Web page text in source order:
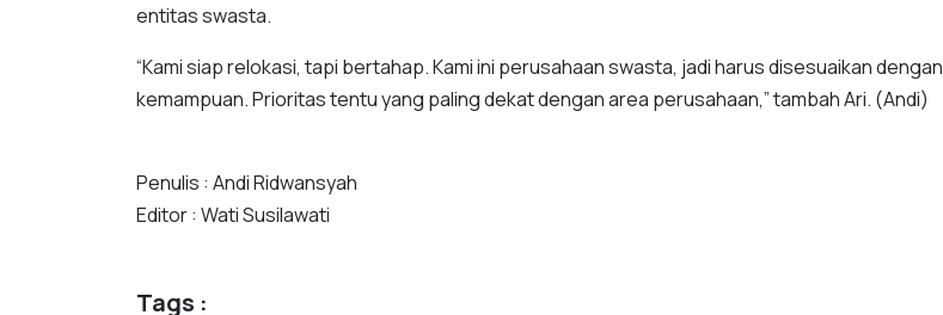
entitas swasta.
“Kami siap relokasi, tapi bertahap. Kami ini perusahaan swasta, jadi harus disesuaikan dengan
kemampuan. Prioritas tentu yang paling dekat dengan area perusahaan,” tambah Ari. (Andi)
Penulis : Andi Ridwansyah
Editor : Wati Susilawati
Tags :